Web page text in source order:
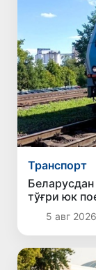
Транспорт
тўғри юк
5 авг